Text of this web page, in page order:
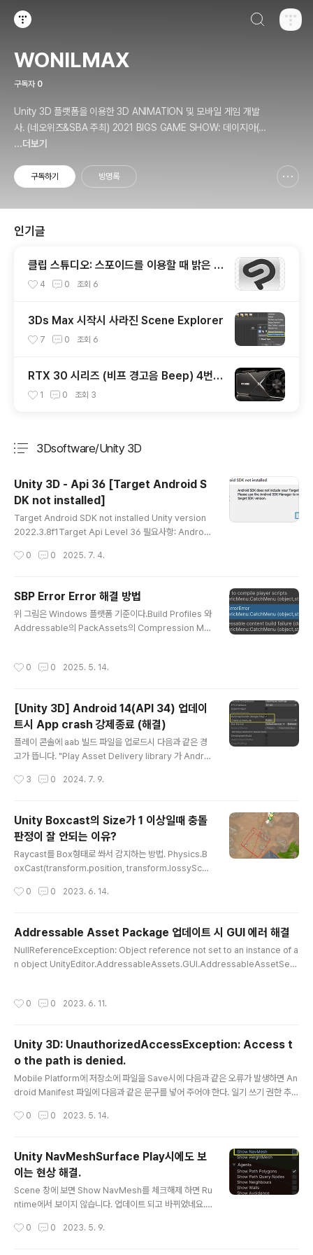
WONILMAX
구독자 0
Unity 3D 플랫폼을 이용한 3D ANIMATION 및 모바일 게임 개발
사. (네오위즈&SBA 주최) 2021 BIGS GAME SHOW: 데이지아(D
aisia) 출품. (LotteMart & Kocca 주최) C*ream 사업 프로젝트 참
...더보기
구독하기 방명록
인기글
클립 스튜디오: 스포이드를 이용할 때 밝은 색
상이 뽑히는 오류 해결.
4 0 조회 6
3Ds Max 시작시 사라진 Scene Explorer
7 0 조회 6
RTX 30 시리즈 (비프 경고음 Beep) 4번:
RTX 3090, RTX3080
1 0 조회 3
3Dsoftware/Unity 3D
Unity 3D - Api 36 [Target Android S
DK not installed]
Target Android SDK not installed Unity version
2022.3.8f1Target Api Level 36 필요사항: Android
roid SDK Api Lvel 36 체크 > SDK Tools - Andorid
ls 체크 > Apply. --- Android Studio SDK Location
(C:\Users\XXXX\AppData\Local\Android\Sdk)으
로 이동해서 platforms 폴더 내부의 android-36 과 bu
ild-Tools 폴더의 36.0.0 폴더를 > Unity3D의 내장된
0 0 2025. 7. 4.
SBP Error Error 해결 방법
위 그림은 Windows 플랫폼 기준이다.Build Profiles 와
Addressable의 PackAssets의 Compression Met
0 0 2025. 5. 14.
[Unity 3D] Android 14(API 34) 업데이
트시 App crash 강제종료 (해결)
플레이 콘솔에 aab 빌드 파일을 업로드시 다음과 같은 경
고가 뜹니다. "Play Asset Delivery library 가 Androi
하기 위해서는 최신 라이브러리 버전으로 업데이트해라."
다. (원문) Update your Play Asset Delivery Mave
n dependency to an Android 14 compatible ver
sion! Your current Play Asset Delivery library is i
ncompatible with targetSdkVersion 34 (Android
14), which introduces a backwards..
3 0 2024. 7. 9.
Unity Boxcast의 Size가 1 이상일때 충돌
판정이 잘 안되는 이유?
Raycast를 Box형태로 쏴서 감지하는 방법. Physics.B
oxCast(transform.position, transform.lossyScal
tation, range) (레이저를 발사할 위치, 사각형의 각 좌표
하는 크기이다. Vector3 boxSize = new Vector3(0.
5f, 0.5f,0.5f); transform.lossyScale 대신에 Boxsiz
e를 사용 할 수 있다. 주의점 transform.lossyScale/1f
0 0 2023. 6. 14.
Addressable Asset Package 업데이트 시 GUI 에러 해결
NullReferenceException: Object reference not set to an instance of a
n object UnityEditor.AddressableAssets.GUI.AddressableAssetSetti
tor.cs:271) 위 오류 해결방법 Addressable Asset Package를 업데이트 할 때
0 0 2023. 6. 11.
Unity 3D: UnauthorizedAccessException: Access t
o the path is denied.
Mobile Platform에 저장소에 파일을 Save시에 다음과 같은 오류가 발생하면 An
droid Manifest 파일에 다음과 같은 문구를 넣어 주어야 한다. 일기 쓰기 권한 추가
d.com/tools">
0 0 2023. 5. 14.
Unity NavMeshSurface Play시에도 보
이는 현상 해결.
Scene 창에 보면 Show NavMesh를 체크해제 하면 Ru
ntime에서 보이지 않습니다. 업데이트 되고 바뀌었네요.
0 0 2023. 5. 9.